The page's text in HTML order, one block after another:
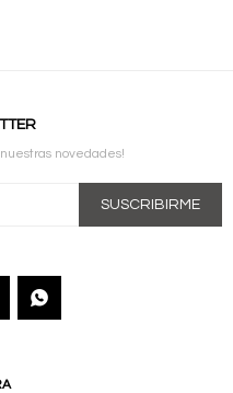
novedades!
SUSCRIBIRME
